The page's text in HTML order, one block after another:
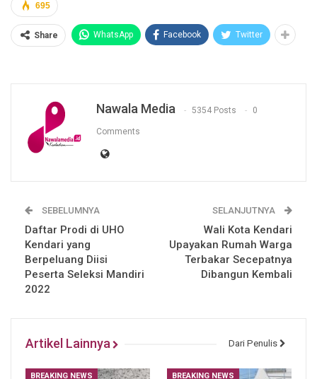
695
Share WhatsApp Facebook Twitter
Nawala Media 5354 Posts 0
Comments
SEBELUMNYA
Daftar Prodi di UHO
Kendari yang
Berpeluang Diisi
Peserta Seleksi Mandiri
2022
SELANJUTNYA
Wali Kota Kendari
Upayakan Rumah Warga
Terbakar Secepatnya
Dibangun Kembali
Artikel Lainnya Dari Penulis
BREAKING NEWS BREAKING NEWS